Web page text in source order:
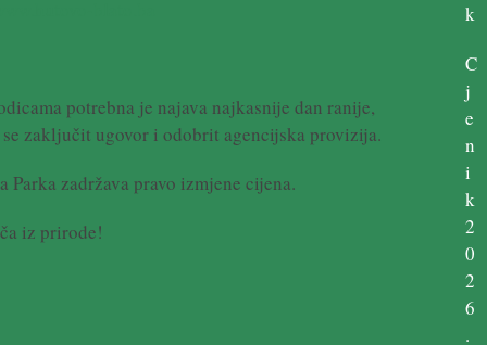
potrebna je najava najkasnije dan ranije,
zaključit ugovor i odobrit agencijska provizija.
zadržava pravo izmjene cijena.
iz prirode!
k
C
j
e
n
i
k
2
0
2
6
.